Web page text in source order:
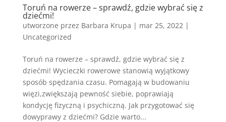
Toruń na rowerze – sprawdź, gdzie wybrać się z
dziećmi!
utworzone przez Barbara Krupa | mar 25, 2022|
Uncategorized
Toruń na rowerze – sprawdź, gdzie wybrać się z
dziećmi! Wycieczki rowerowe stanowią wyjątkowy
sposób spędzania czasu. Pomagają w budowaniu
więzi,zwiększają pewność siebie, poprawiają
kondycję fizyczną i psychiczną. Jak przygotować się
dowyprawy z dziećmi? Gdzie warto...